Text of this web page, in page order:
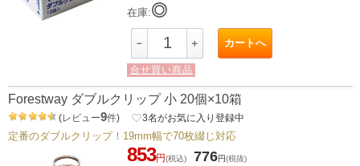
在庫:◎
－ ＋ カートへ
合せ買い商品
Forestway ダブルクリップ 小 20個×10箱
(レビュー9件) favorite_border3名がお気に入り登録中
定番のダブルクリップ！19mm幅で70枚綴じ対応
853円(税込) 776円(税抜)